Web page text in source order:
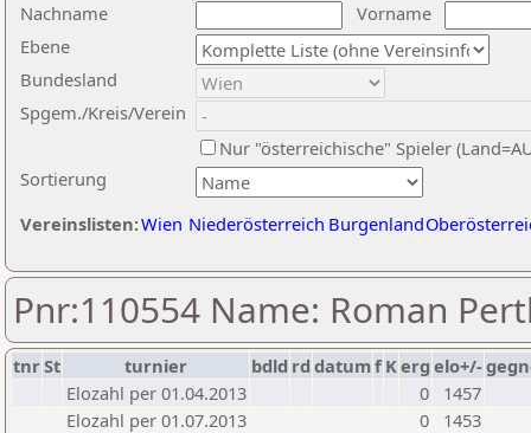
Nachname
Vorname
Ebene
Sortierung
Bundesland
Spgem./Kreis/Verein
Nur "österreichische" Spieler
Vereinslisten:Wien Niederösterreich Burgenland
Pnr:110554 Name: Roman
tnrSt turnier bdld rd datumf Kerg elo+/-
Elozahl per 01.04.2013
0
1457
Elozahl per 01.07.2013
0
1453